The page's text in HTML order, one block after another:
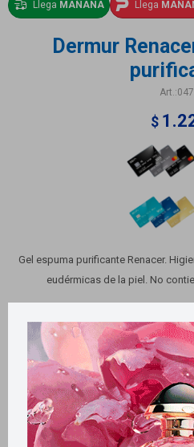
Llega MAÑANA Llega
Dermur
$
Gel espuma purificante Renacer.
eudérmicas de la piel. No
Métodos y
Retiros
Tamaño